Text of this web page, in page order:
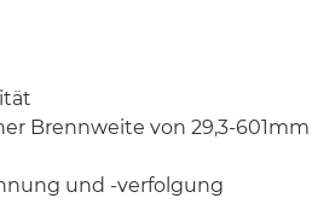
Brennweite von 29,3-601mm
und -verfolgung